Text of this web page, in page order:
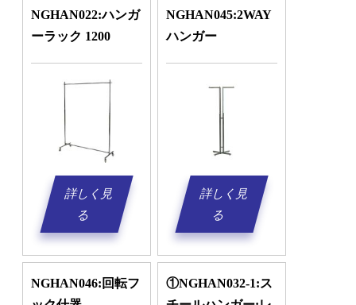
NGHAN022:ハンガ
ーラック 1200
詳しく見
る
NGHAN045:2WAY
ハンガー
詳しく見
る
NGHAN046:回転フ
①NGHAN032-1:ス